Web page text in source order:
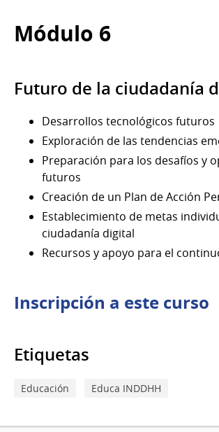
Módulo 6
Futuro de la ciudadanía
Desarrollos tecnológicos futuros
Exploración de las tendencias
Preparación para los desafíos y
futuros
Creación de un Plan de Acción
Establecimiento de metas
ciudadanía digital
Recursos y apoyo para el
Inscripción a este curso
Etiquetas
Educación Educa INDDHH